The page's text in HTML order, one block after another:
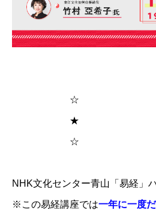
☆
★
☆
NHK文化センター青山「易経」​
※この易経講座では一年に一度